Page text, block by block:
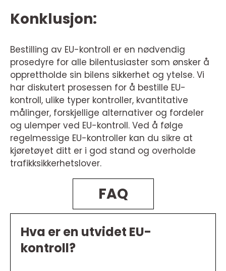
Konklusjon:
Bestilling av EU-kontroll er en nødvendig
prosedyre for alle bilentusiaster som ønsker å
opprettholde sin bilens sikkerhet og ytelse. Vi
har diskutert prosessen for å bestille EU-
kontroll, ulike typer kontroller, kvantitative
målinger, forskjellige alternativer og fordeler
og ulemper ved EU-kontroll. Ved å følge
regelmessige EU-kontroller kan du sikre at
kjøretøyet ditt er i god stand og overholde
trafikksikkerhetslover.
FAQ
Hva er en utvidet EU-
kontroll?